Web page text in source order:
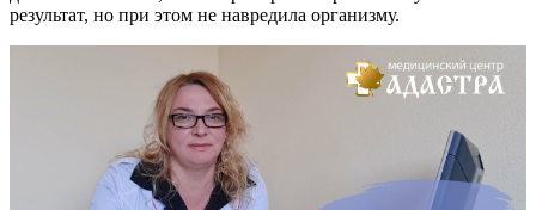
результат, но при этом не навредила организму.